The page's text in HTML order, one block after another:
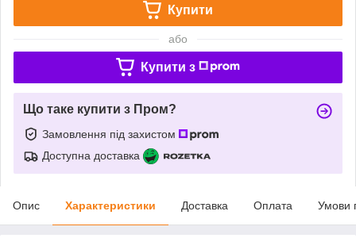
Купити
або
Купити з
Що таке купити з Пром?
Замовлення під захистом
Доступна доставка
Опис Характеристики Доставка Оплата Умови